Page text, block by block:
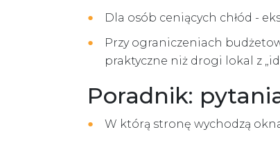
Dla osób ceniących chłód -
Przy ograniczeniach
praktyczne niż drogi lokal z
Poradnik:
W którą stronę wychodzą